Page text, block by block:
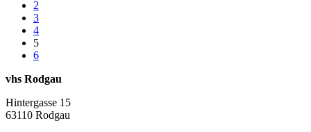
2
3
4
5
6
vhs Rodgau
Hintergasse 15
63110 Rodgau